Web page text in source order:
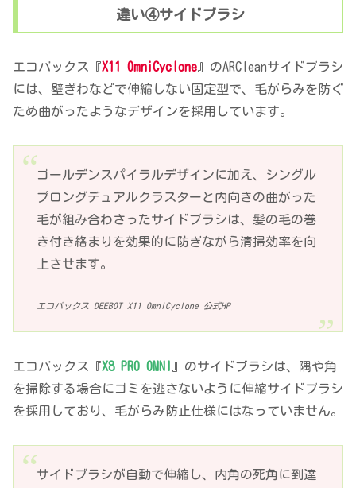
違い④サイドブラシ
エコバックス『X11 OmniCyclone 』のARCleanサイドブラシ
には、壁ぎわなどで伸縮しない固定型で、毛がらみを防ぐ
ため曲がったようなデザインを採用しています。
ゴールデンスパイラルデザインに加え、シングル
プロングデュアルクラスターと内向きの曲がった
毛が組み合わさったサイドブラシは、髪の毛の巻
き付き絡まりを効果的に防ぎながら清掃効率を向
上させます。
エコバックス DEEBOT X11 OmniCyclone 公式HP
エコバックス『X8 PRO OMNI
』のサイドブラシは、隅や角
を掃除する場合にゴミを逃さないように伸縮サイドブラシ
を採用しており、毛がらみ防止仕様にはなっていません。
サイドブラシが自動で伸縮し、内角の死角に到達